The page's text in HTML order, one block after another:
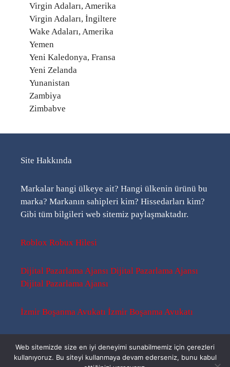
Virgin Adaları, Amerika
Virgin Adaları, İngiltere
Wake Adaları, Amerika
Yemen
Yeni Kaledonya, Fransa
Yeni Zelanda
Yunanistan
Zambiya
Zimbabve
Site Hakkında
Markalar hangi ülkeye ait? Hangi ülkenin ürünü bu
marka? Markanın sahipleri kim? Hissedarları kim?
Gibi tüm bilgileri web sitemiz paylaşmaktadır.
Roblox Robux Hilesi
Dijital Pazarlama Ajansı Dijital Pazarlama Ajansı
Dijital Pazarlama Ajansı
İzmir Boşanma Avukatı İzmir Boşanma Avukatı
Web sitemizde size en iyi deneyimi sunabilmemiz için çerezleri
kullanıyoruz. Bu siteyi kullanmaya devam ederseniz, bunu kabul